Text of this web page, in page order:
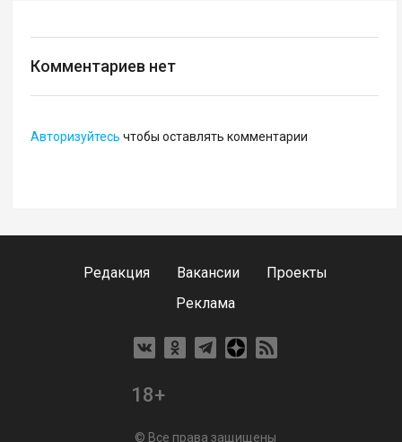
Комментариев нет
Авторизуйтесь чтобы оставлять комментарии
Редакция Вакансии
Проекты
Реклама
18+
© Все права защищены